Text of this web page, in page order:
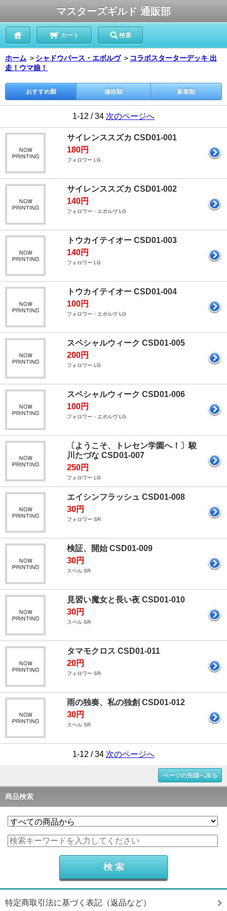
マスターズギルド 通販部
カート 検索
ホーム ＞ シャドウバース・エボルヴ ＞ コラボスターターデッキ 出
走！ウマ娘！
おすすめ順 価格順 新着順
1-12 / 34 次のページへ
サイレンススズカ CSD01-001
180円
フォロワー LG
サイレンススズカ CSD01-002
140円
フォロワー・エボルヴ LG
トウカイテイオー CSD01-003
140円
フォロワー LG
トウカイテイオー CSD01-004
100円
フォロワー・エボルヴ LG
スペシャルウィーク CSD01-005
200円
フォロワー LG
スペシャルウィーク CSD01-006
100円
フォロワー・エボルヴ LG
〔ようこそ、トレセン学園へ！〕駿
川たづな CSD01-007
250円
フォロワー LG
エイシンフラッシュ CSD01-008
30円
フォロワー SR
検証、開始 CSD01-009
30円
スペル SR
見習い魔女と長い夜 CSD01-010
30円
スペル SR
タマモクロス CSD01-011
20円
フォロワー SR
雨の独奏、私の独創 CSD01-012
30円
スペル SR
1-12 / 34 次のページへ
ページの先頭へ戻る
商品検索
特定商取引法に基づく表記（返品など）